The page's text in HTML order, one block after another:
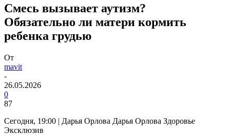
Смесь вызывает аутизм?
Обязательно ли матери кормить
ребенка грудью
От
mavit
-
26.05.2026
0
87
Сегодня, 19:00 | Дарья Орлова Дарья Орлова Здоровье
Эксклюзив